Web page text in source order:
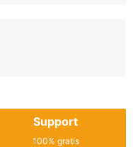
Support
100% gratis